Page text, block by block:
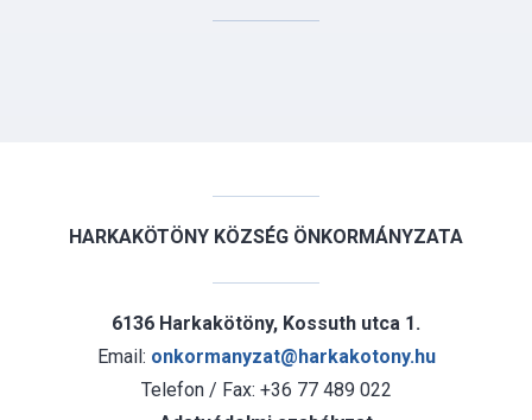
HARKAKÖTÖNY KÖZSÉG ÖNKORMÁNYZATA
6136 Harkakötöny, Kossuth utca 1.
Email: onkormanyzat@harkakotony.hu
Telefon / Fax: +36 77 489 022